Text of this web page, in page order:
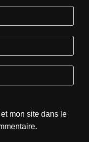
mon site dans le